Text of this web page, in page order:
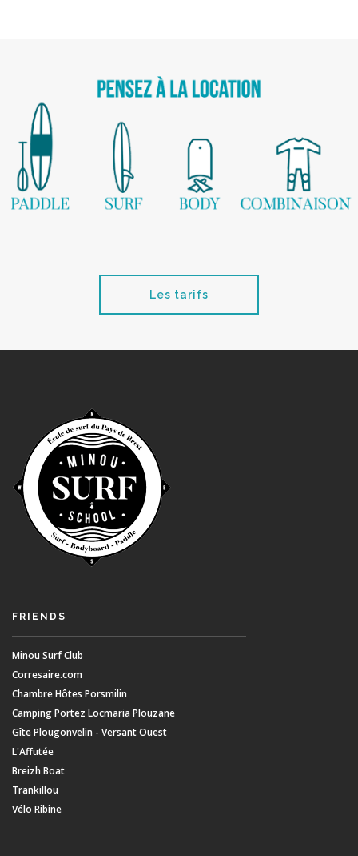
Les tarifs
FRIENDS
Minou Surf Club
Corresaire.com
Chambre Hôtes Porsmilin
Camping Portez Locmaria Plouzane
Gîte Plougonvelin - Versant Ouest
L'Affutée
Breizh Boat
Trankillou
Vélo Ribine